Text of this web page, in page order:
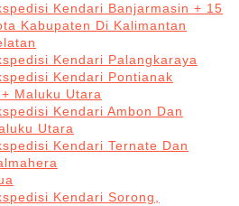
Kendari Banjarmasin + 15
Kabupaten Di Kalimantan
Kendari Palangkaraya
Kendari Pontianak
Maluku Utara
Kendari Ambon Dan
Utara
Kendari Ternate Dan
Kendari Sorong,